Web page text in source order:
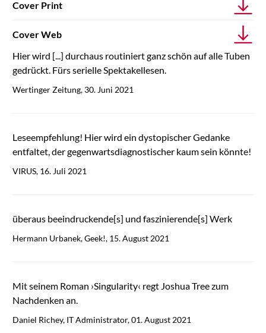
Cover Print
Cover Web
Hier wird [...] durchaus routiniert ganz schön auf alle Tuben
gedrückt. Fürs serielle Spektakellesen.
Wertinger Zeitung, 30. Juni 2021
Leseempfehlung! Hier wird ein dystopischer Gedanke
entfaltet, der gegenwartsdiagnostischer kaum sein könnte!
VIRUS, 16. Juli 2021
überaus beeindruckende[s] und faszinierende[s] Werk
Hermann Urbanek, Geek!, 15. August 2021
Mit seinem Roman ›Singularity‹ regt Joshua Tree zum
Nachdenken an.
Daniel Richey, IT Administrator, 01. August 2021